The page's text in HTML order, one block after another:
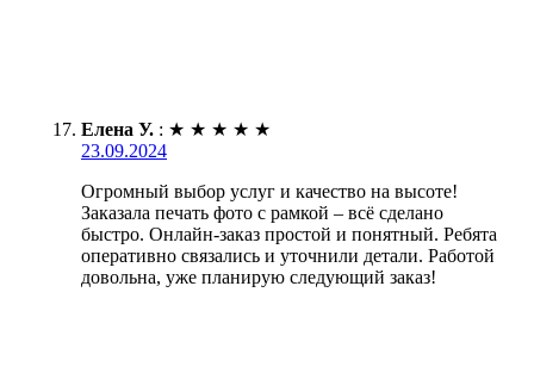
Елена У. : ★ ★ ★ ★ ★
23.09.2024
Огромный выбор услуг и качество на высоте!
Заказала печать фото с рамкой – всё сделано
быстро. Онлайн-заказ простой и понятный. Ребята
оперативно связались и уточнили детали. Работой
довольна, уже планирую следующий заказ!